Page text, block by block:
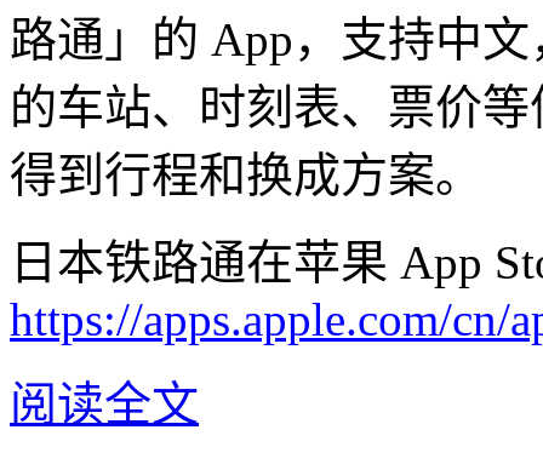
路通」的 App，支持中
的车站、时刻表、票价
得到行程和换成方案。
日本铁路通在苹果 App
https://apps.apple.com/cn/
阅读全文